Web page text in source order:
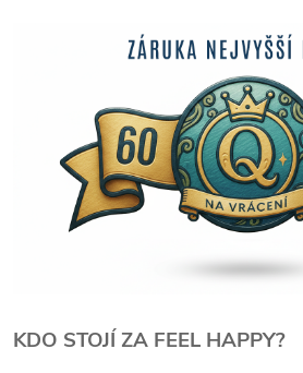
KDO STOJÍ ZA FEEL HAPPY?